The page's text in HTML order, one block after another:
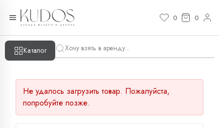
0 0
Каталог
Не удалось загрузить товар. Пожалуйста,
попробуйте позже.